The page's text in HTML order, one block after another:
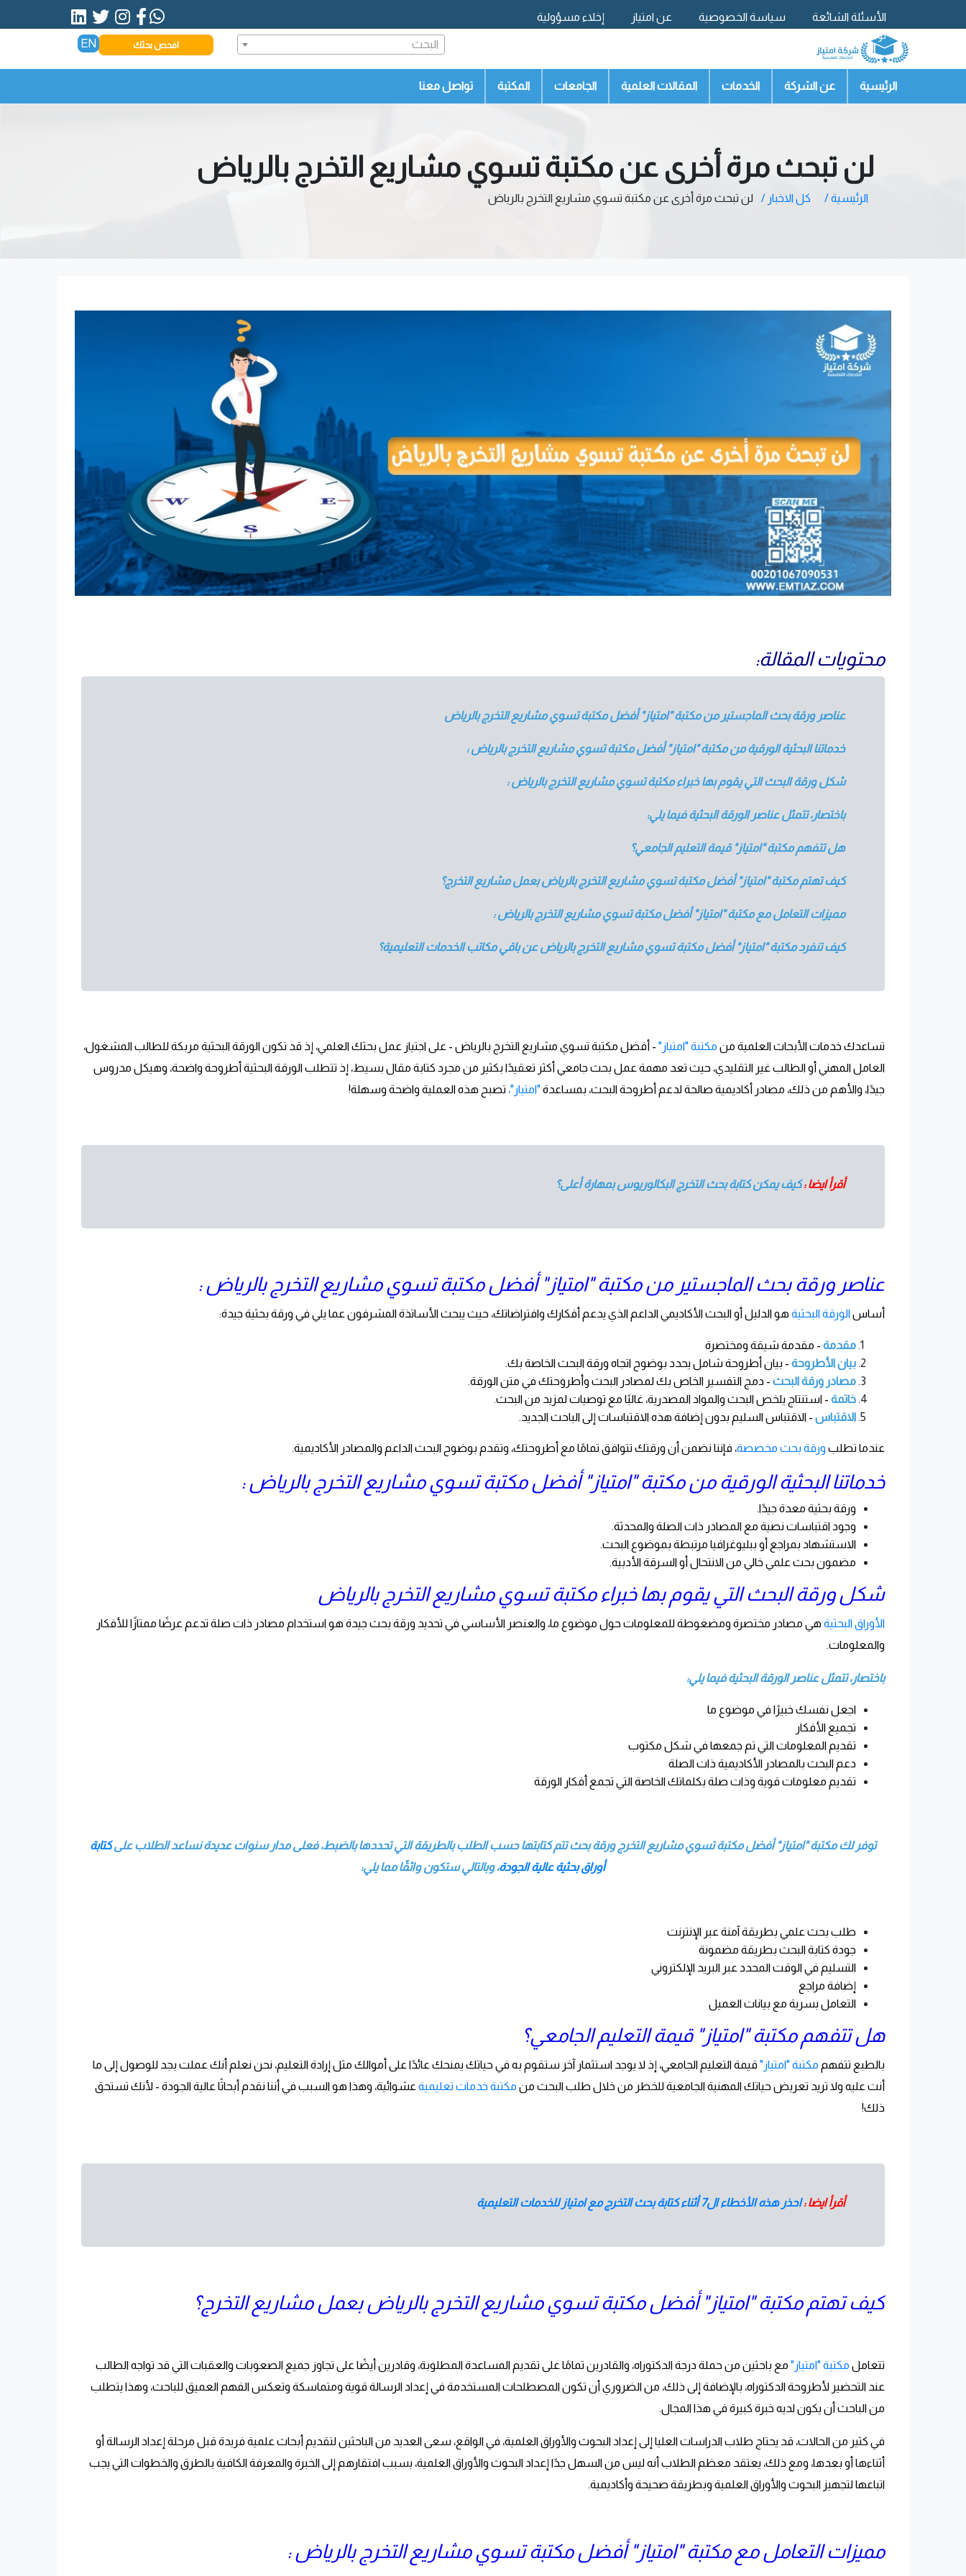
الأسئلة الشائعة سياسة الخصوصية عن امتياز
إخلاء مسؤولية
تواصل معنا
البحث افحص بحثك EN
الرئيسية عن الشركة الخدمات المقالات العلمية الجامعات المكتبة تواصل معنا
لن تبحث مرة أخرى عن مكتبة تسوي مشاريع التخرج بالرياض
الرئيسية / كل الاخبار / لن تبحث مرة أخرى عن مكتبة تسوي مشاريع التخرج بالرياض
محتويات المقالة:
عناصر ورقة بحث الماجستير من مكتبة "امتياز" أفضل مكتبة تسوي مشاريع التخرج بالرياض
خدماتنا البحثية الورقية من مكتبة "امتياز" أفضل مكتبة تسوي مشاريع التخرج بالرياض :
شكل ورقة البحث التي يقوم بها خبراء مكتبة تسوي مشاريع التخرج بالرياض :
باختصار، تتمثل عناصر الورقة البحثية فيما يلي:
هل تتفهم مكتبة "امتياز" قيمة التعليم الجامعي؟
كيف تهتم مكتبة "امتياز" أفضل مكتبة تسوي مشاريع التخرج بالرياض بعمل مشاريع التخرج؟
مميزات التعامل مع مكتبة "امتياز" أفضل مكتبة تسوي مشاريع التخرج بالرياض :
كيف تنفرد مكتبة "امتياز" أفضل مكتبة تسوي مشاريع التخرج بالرياض عن باقي مكاتب الخدمات التعليمية؟
تساعدك خدمات الأبحاث العلمية من مكتبة "امتياز" - أفضل مكتبة تسوي مشاريع التخرج بالرياض - على اجتياز عمل بحثك العلمي، إذ قد تكون الورقة البحثية مربكة للطالب المشغول،
العامل المهني أو الطالب غير التقليدي، حيث تعد مهمة عمل بحث جامعي أكثر تعقيدًا بكثير من مجرد كتابة مقال بسيط، إذ تتطلب الورقة البحثية أطروحة واضحة، وهيكل مدروس
جيدًا، والأهم من ذلك، مصادر أكاديمية صالحة لدعم أطروحة البحث، بمساعدة "امتياز"، تصبح هذه العملية واضحة وسهلة!
أقرأ ايضا :كيف يمكن كتابة بحث التخرج البكالوريوس بمهارة أعلى؟
عناصر ورقة بحث الماجستير من مكتبة "امتياز" أفضل مكتبة تسوي مشاريع التخرج بالرياض :
أساسالورقة البحثية هو الدليل أو البحث الأكاديمي الداعم الذي يدعم أفكارك وافتراضاتك، حيث يبحث الأساتذة المشرفون عما يلي في ورقة بحثية جيدة:
مقدمة - مقدمة شيقة ومختصرة
بيان الأطروحة - بيان أطروحة شامل يحدد بوضوح اتجاه ورقة البحث الخاصة بك.
مصادر ورقة البحث - دمج التفسير الخاص بك لمصادر البحث وأطروحتك في متن الورقة.
خاتمة - استنتاج يلخص البحث والمواد المصدرية، غالبًا مع توصيات لمزيد من البحث.
الاقتباس - الاقتباس السليم بدون إضافة هذه الاقتباسات إلى الباحث الجديد.
عندما تطلب ورقة بحث مخصصة، فإننا نضمن أن ورقتك تتوافق تمامًا مع أطروحتك، وتقدم بوضوح البحث الداعم والمصادر الأكاديمية.
خدماتنا البحثية الورقية من مكتبة "امتياز" أفضل مكتبة تسوي مشاريع التخرج بالرياض :
ورقة بحثية معدة جيدًا.
وجود اقتباسات نصية مع المصادر ذات الصلة والمحدثة.
الاستشهاد بمراجع أو ببليوغرافيا مرتبطة بموضوع البحث.
مضمون بحث علمي خالي من الانتحال أو السرقة الأدبية.
شكل ورقة البحث التي يقوم بها خبراء مكتبة تسوي مشاريع التخرج بالرياض
الأوراق البحثية هي مصادر مختصرة ومضغوطة للمعلومات حول موضوع ما، والعنصر الأساسي في تحديد ورقة بحث جيدة هو استخدام مصادر ذات صلة تدعم عرضًا ممتازًا للأفكار
والمعلومات.
باختصار، تتمثل عناصر الورقة البحثية فيما يلي:
اجعل نفسك خبيرًا في موضوع ما
تجميع الأفكار
تقديم المعلومات التي تم جمعها في شكل مكتوب
دعم البحث بالمصادر الأكاديمية ذات الصلة
تقديم معلومات قوية وذات صلة بكلماتك الخاصة التي تجمع أفكار الورقة
توفر لك مكتبة "امتياز" أفضل مكتبة تسوي مشاريع التخرج ورقة بحث تتم كتابتها حسب الطلب بالطريقة التي تحددها بالضبط، فعلى مدار سنوات عديدة نساعد الطلاب علىكتابة
أوراق بحثية عالية الجودة،وبالتالي ستكون واثقًا مما يلي:
طلب بحث علمي بطريقة آمنة عبر الإنترنت
جودة كتابة البحث بطريقة مضمونة
التسليم في الوقت المحدد عبر البريد الإلكتروني
إضافة مراجع
التعامل بسرية مع بيانات العميل
هل تتفهم مكتبة "امتياز" قيمة التعليم الجامعي؟
بالطبع تتفهم مكتبة "امتياز" قيمة التعليم الجامعي، إذ لا يوجد استثمار آخر ستقوم به في حياتك يمنحك عائدًا على أموالك مثل إرادة التعليم، نحن نعلم أنك عملت بجد للوصول إلى ما
أنت عليه ولا تريد تعريض حياتك المهنية الجامعية للخطر من خلال طلب البحث من مكتبة خدمات تعليمية عشوائية، وهذا هو السبب في أننا نقدم أبحاثًا عالية الجودة - لأنك تستحق
ذلك!
أقرأ ايضا :احذر هذه الأخطاء ال7 أثناء كتابة بحث التخرج مع امتياز للخدمات التعليمية
كيف تهتم مكتبة "امتياز" أفضل مكتبة تسوي مشاريع التخرج بالرياض بعمل مشاريع التخرج؟
تتعامل مكتبة "امتياز" مع باحثين من حملة درجة الدكتوراه، والقادرين تمامًا على تقديم المساعدة المطلوبة، وقادرين أيضًا على تجاوز جميع الصعوبات والعقبات التي قد تواجه الطالب
عند التحضير لأطروحة الدكتوراه، بالإضافة إلى ذلك، من الضروري أن تكون المصطلحات المستخدمة في إعداد الرسالة قوية ومتماسكة وتعكس الفهم العميق للباحث، وهذا يتطلب
من الباحث أن يكون لديه خبرة كبيرة في هذا المجال.
في كثير من الحالات، قد يحتاج طلاب الدراسات العليا إلى إعداد البحوث والأوراق العلمية، في الواقع، سعى العديد من الباحثين لتقديم أبحاث علمية فريدة قبل مرحلة إعداد الرسالة أو
أثناءها أو بعدها، ومع ذلك، يعتقد معظم الطلاب أنه ليس من السهل جدًا إعداد البحوث والأوراق العلمية، بسبب افتقارهم إلى الخبرة والمعرفة الكافية بالطرق والخطوات التي يجب
اتباعها لتجهيز البحوث والأوراق العلمية وبطريقة صحيحة وأكاديمية.
مميزات التعامل مع مكتبة "امتياز" أفضل مكتبة تسوي مشاريع التخرج بالرياض :